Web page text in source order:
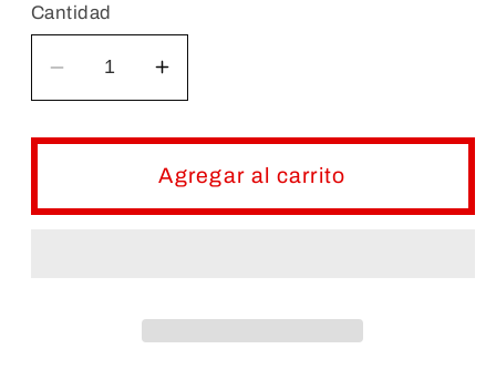
Cantidad
Reducir
cantidad
para
FRASCO
ANCHA
Aumentar
cantidad
para
FRASCO
ANCHA
Agregar al carrito